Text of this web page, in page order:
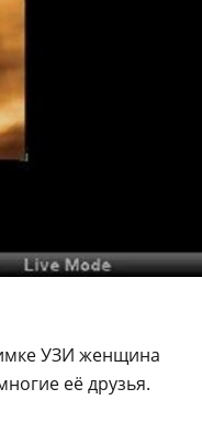
УЗИ женщина
её друзья.